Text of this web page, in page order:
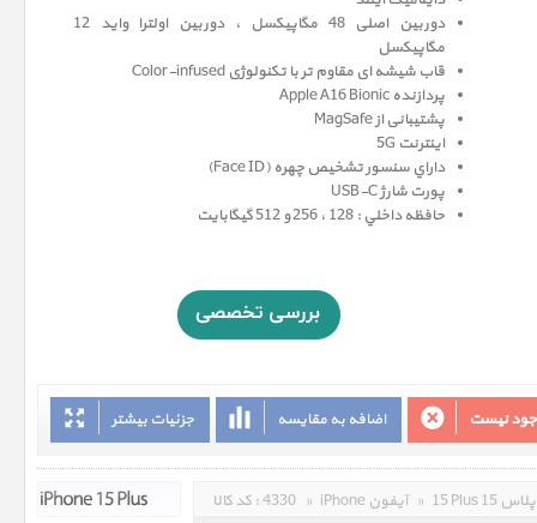
دوربین اصلی 48 مگاپیکسل ، دوربین اولترا واید 12
مگاپيکسل
قاب شیشه ای مقاوم تر با تکنولوژی Color-infused
پردازنده Apple A16 Bionic
پشتیبانی از MagSafe
اینترنت 5G
داراي سنسور تشخيص چهره (Face ID)
پورت شارژ USB-C
حافظه داخلي : 128 ، 256 و 512 گيگابايت
جزئیات بیشتر اضافه به مقایسه نیست
کد کالا : 4330 » iPhone آیفون » 15 Plus 15 پلاس